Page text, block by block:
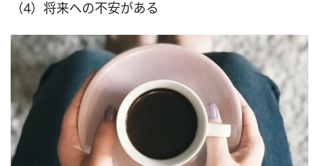
（4）将来への不安がある